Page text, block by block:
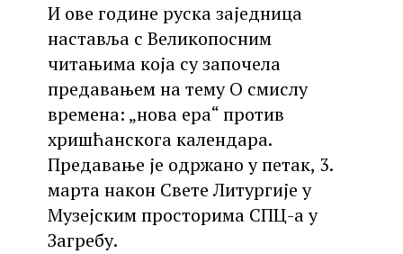
И ове године руска заједница
наставља с Великопосним
читањима која су започела
предавањем на тему О смислу
времена: „нова ера“ против
хришћанскога календара.
Предавање је одржано у петак, 3.
марта након Свете Литургије у
Музејским просторима СПЦ-а у
Загребу.